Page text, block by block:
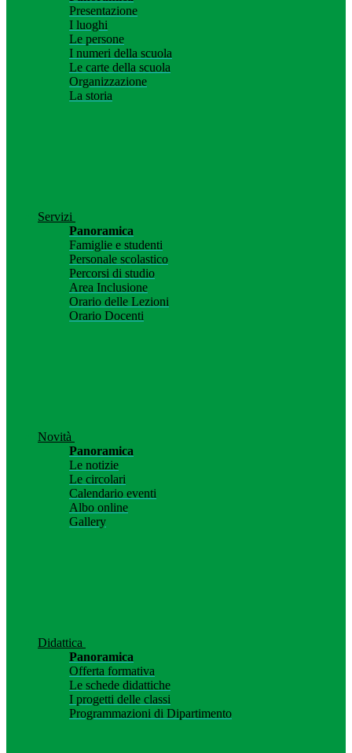
Presentazione
I luoghi
Le persone
I numeri della scuola
Le carte della scuola
Organizzazione
La storia
Servizi
Panoramica
Famiglie e studenti
Personale scolastico
Percorsi di studio
Area Inclusione
Orario delle Lezioni
Orario Docenti
Novità
Panoramica
Le notizie
Le circolari
Calendario eventi
Albo online
Gallery
Didattica
Panoramica
Offerta formativa
Le schede didattiche
I progetti delle classi
Programmazioni di Dipartimento